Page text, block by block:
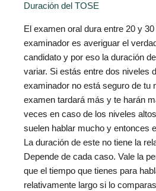
Duración del TOSE
El examen oral dura entre 20 y
examinador es averiguar el
candidato y por eso la duración
variar. Si estás entre dos niveles
examinador no está seguro de tu
examen tardará más y te harán
veces en caso de los niveles
suelen hablar mucho y entonces
La duración de este no tiene la
Depende de cada caso. Vale la
que el tiempo que tienes para
relativamente largo si lo